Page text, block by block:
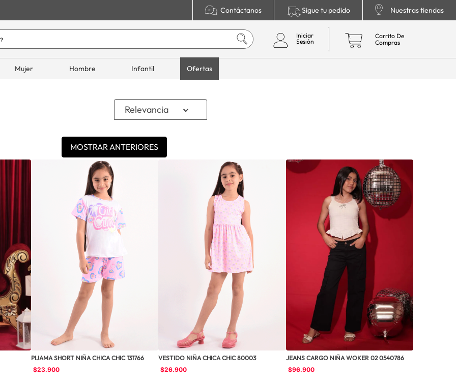
Contáctanos Sigue tu pedido Nuestras tiendas
hoy?
Mujer Hombre Infantil Ofertas
Relevancia
MOSTRAR ANTERIORES
PIJAMA SHORT NIÑA CHICA CHIC 131766
$23.900
VESTIDO NIÑA CHICA CHIC 80003
$26.900
JEANS CARGO NIÑA WOKER 02 0540786
$96.900